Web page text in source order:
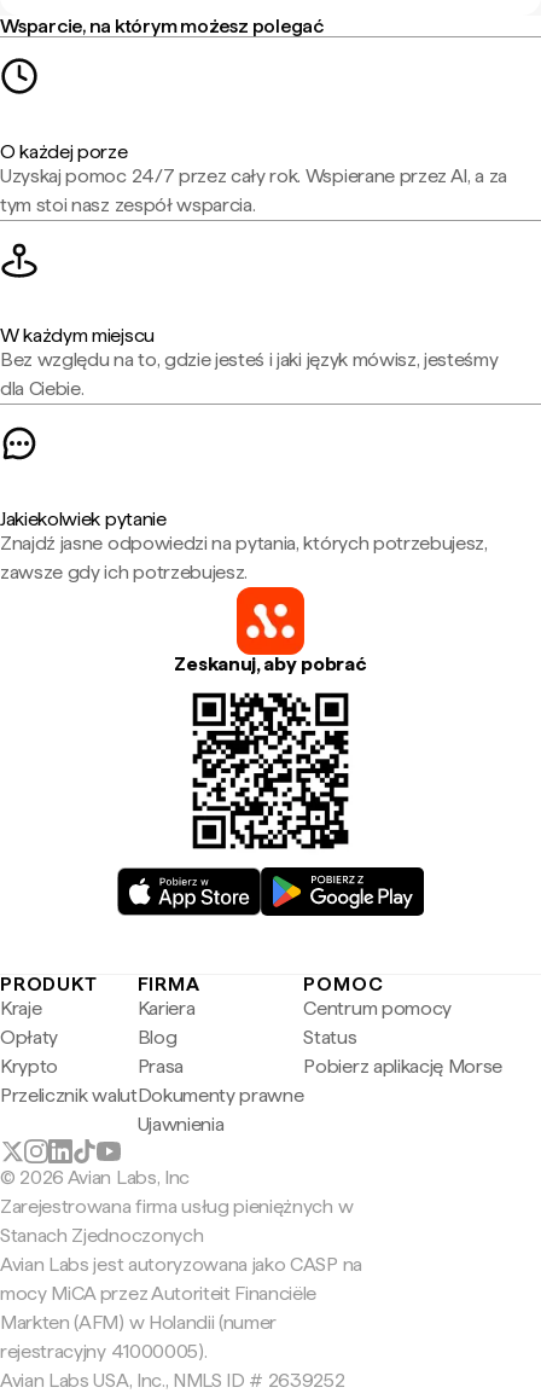
Wsparcie, na którym możesz polegać
O każdej porze
Uzyskaj pomoc 24/7 przez cały rok. Wspierane przez AI, a za
tym stoi nasz zespół wsparcia.
W każdym miejscu
Bez względu na to, gdzie jesteś i jaki język mówisz, jesteśmy
dla Ciebie.
Jakiekolwiek pytanie
Znajdź jasne odpowiedzi na pytania, których potrzebujesz,
zawsze gdy ich potrzebujesz.
Zeskanuj, aby pobrać
PRODUKT
Kraje
Opłaty
Krypto
Przelicznik walut
FIRMA
Kariera
Blog
Prasa
Dokumenty prawne
Ujawnienia
POMOC
Centrum pomocy
Status
Pobierz aplikację Morse
© 2026 Avian Labs, Inc
Zarejestrowana firma usług pieniężnych w
Stanach Zjednoczonych
Avian Labs jest autoryzowana jako CASP na
mocy MiCA przez Autoriteit Financiële
Markten (AFM) w Holandii (numer
rejestracyjny 41000005).
Avian Labs USA, Inc., NMLS ID # 2639252